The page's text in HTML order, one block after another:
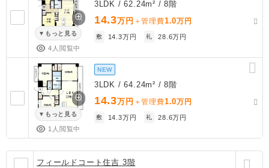
もっと見る
4人閲覧中
3LDK / 62.24m² / 8階
14.3万円 ＋管理費1.0万円
敷 14.3万円 礼 28.6万円
もっと見る
1人閲覧中
NEW
3LDK / 64.24m² / 8階
14.3万円 ＋管理費1.0万円
敷 14.3万円 礼 28.6万円
フィールドコート住吉 3階